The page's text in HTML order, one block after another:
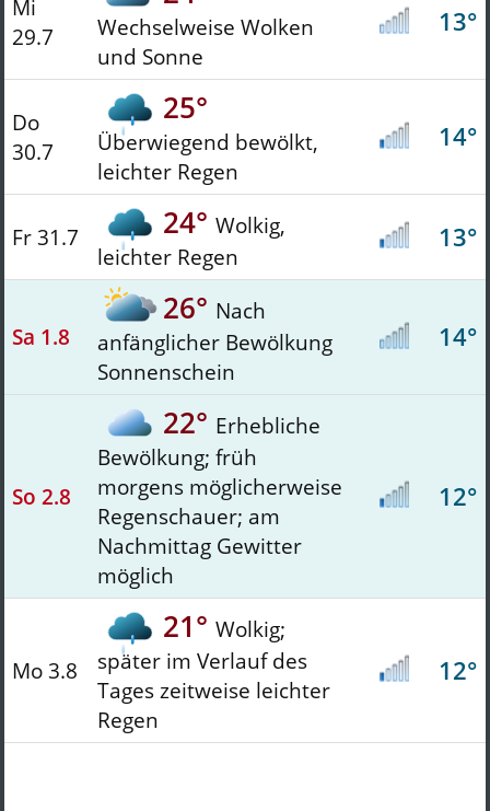
Mi
29.7
Wechselweise Wolken
und Sonne
13°
Do
30.7
25°
Überwiegend bewölkt,
leichter Regen
14°
Fr 31.7 24° Wolkig,
leichter Regen
13°
Sa 1.8
26° Nach
anfänglicher Bewölkung
Sonnenschein
14°
So 2.8
22° Erhebliche
Bewölkung; früh
morgens möglicherweise
Regenschauer; am
Nachmittag Gewitter
möglich
12°
Mo 3.8
21° Wolkig;
später im Verlauf des
Tages zeitweise leichter
Regen
12°